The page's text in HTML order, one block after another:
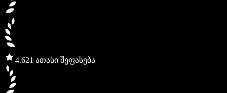
4.621 ათასი შეფასება